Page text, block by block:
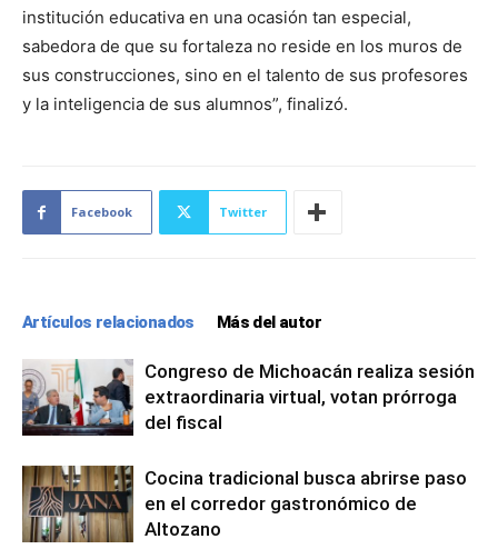
institución educativa en una ocasión tan especial,
sabedora de que su fortaleza no reside en los muros de
sus construcciones, sino en el talento de sus profesores
y la inteligencia de sus alumnos”, finalizó.
Facebook Twitter
Artículos relacionados Más del autor
Congreso de Michoacán realiza sesión
extraordinaria virtual, votan prórroga
del fiscal
Cocina tradicional busca abrirse paso
en el corredor gastronómico de
Altozano